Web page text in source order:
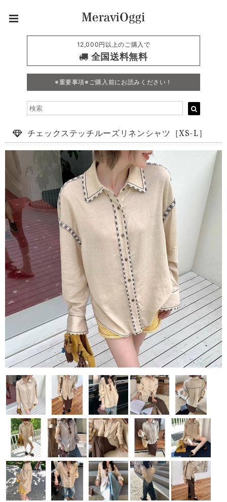
12,000円以上のご購入で
全国送料無料
※重要事項※ご購入前にお読みください！
チェックステッチルーズリネンシャツ［XS-L］